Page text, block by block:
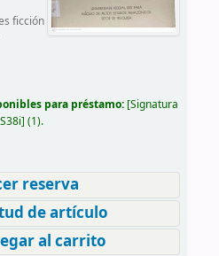
ficción
para préstamo: Signatura
(1).
reserva
de artículo
al carrito